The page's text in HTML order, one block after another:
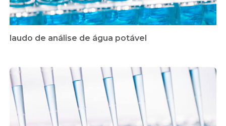
laudo de análise de água potável